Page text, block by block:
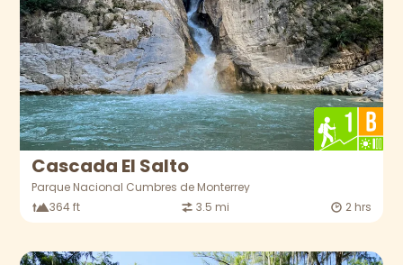
Cascada El Salto
Parque Nacional Cumbres de Monterrey
364 ft
3.5 mi 2 hrs